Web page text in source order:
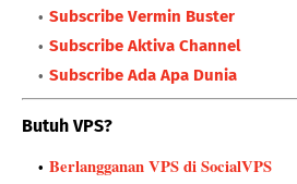
Subscribe Vermin Buster
Subscribe Aktiva Channel
Subscribe Ada Apa Dunia
Butuh VPS?
Berlangganan VPS di SocialVPS